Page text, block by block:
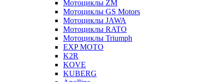
Мотоциклы ZM
Мотоциклы GS Motors
Мотоциклы JAWA
Мотоциклы RATO
Мотоциклы Triumph
EXP MOTO
K2R
KOVE
KUBERG